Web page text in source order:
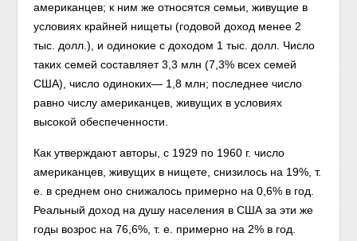
американцев; к ним же относятся семьи, живущие в
условиях крайней нищеты (годовой доход менее 2
тыс. долл.), и одинокие с доходом 1 тыс. долл. Число
таких семей составляет 3,3 млн (7,3% всех семей
США), число одиноких— 1,8 млн; последнее число
равно числу американцев, живущих в условиях
высокой обеспеченности.
Как утверждают авторы, с 1929 по 1960 г. число
американцев, живущих в нищете, снизилось на 19%, т.
е. в среднем оно снижалось примерно на 0,6% в год.
Реальный доход на душу населения в США за эти же
годы возрос на 76,6%, т. е. примерно на 2% в год.